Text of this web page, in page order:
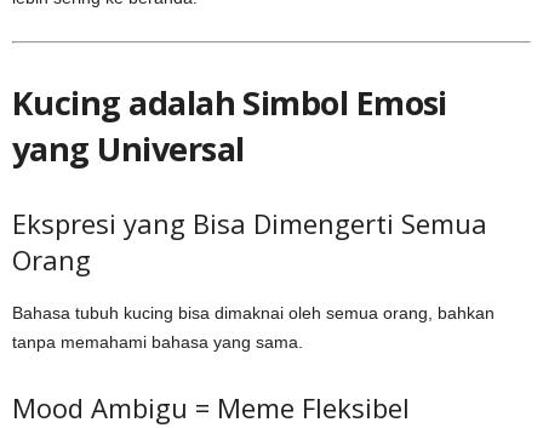
Kucing adalah Simbol Emosi
yang Universal
Ekspresi yang Bisa Dimengerti Semua
Orang
Bahasa tubuh kucing bisa dimaknai oleh semua orang, bahkan
tanpa memahami bahasa yang sama.
Mood Ambigu = Meme Fleksibel